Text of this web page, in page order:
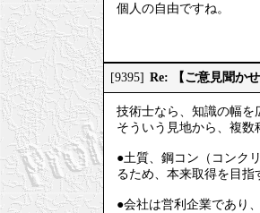
個人の自由ですね。
[9395] Re: 【ご意見聞か
技術士なら、知識の幅を
そういう見地から、複
●土質、鋼コン（コンク
るため、本来取得を目指
●会社は営利企業であり